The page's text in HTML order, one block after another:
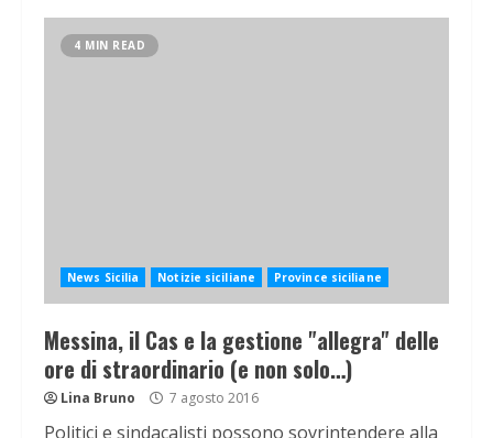
4 MIN READ
News Sicilia Notizie siciliane Province siciliane
Messina, il Cas e la gestione "allegra" delle
ore di straordinario (e non solo…)
Lina Bruno 7 agosto 2016
Politici e sindacalisti possono sovrintendere alla